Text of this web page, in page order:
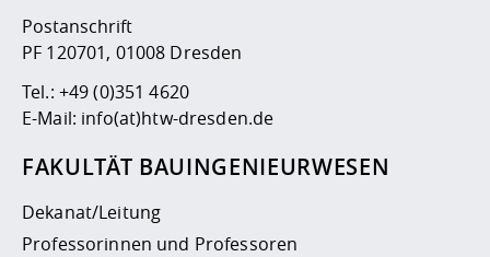
Postanschrift
PF 120701, 01008 Dresden
Tel.: +49 (0)351 4620
E-Mail: info(at)htw-dresden.de
FAKULTÄT BAUINGENIEURWESEN
Dekanat/Leitung
Professorinnen und Professoren